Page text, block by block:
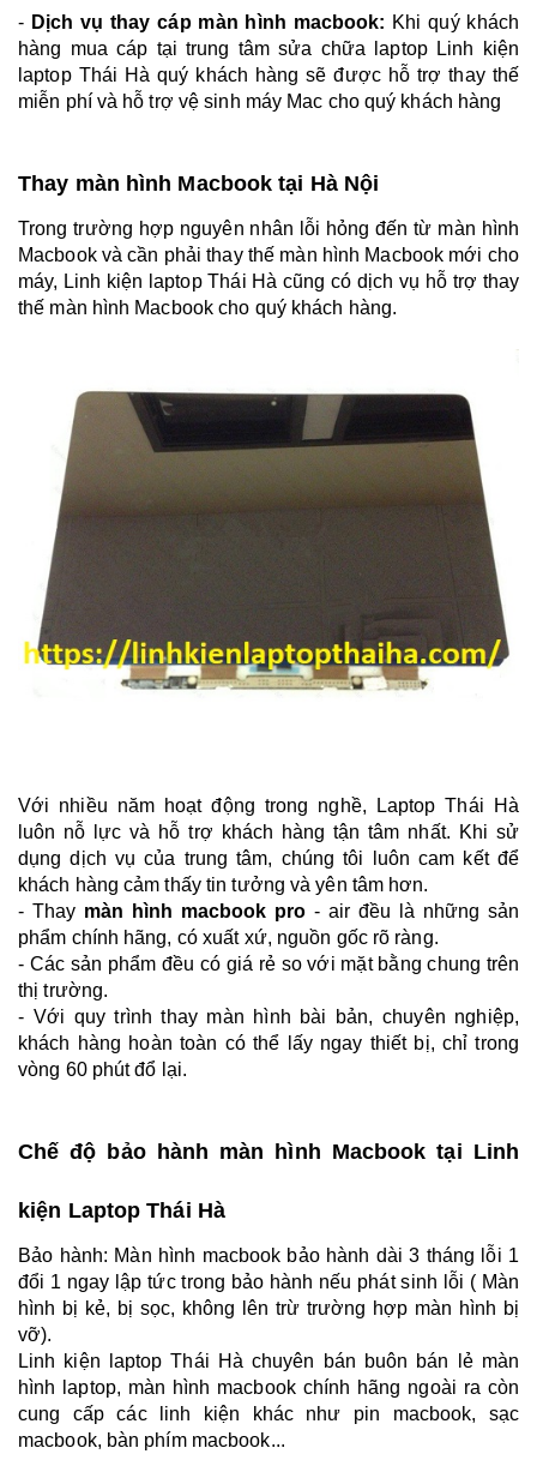
- Dịch vụ thay cáp màn hình macbook: Khi quý khách
hàng mua cáp tại trung tâm sửa chữa laptop Linh kiện
laptop Thái Hà quý khách hàng sẽ được hỗ trợ thay thế
miễn phí và hỗ trợ vệ sinh máy Mac cho quý khách hàng
Thay màn hình Macbook tại Hà Nội
Trong trường hợp nguyên nhân lỗi hỏng đến từ màn hình
Macbook và cần phải thay thế màn hình Macbook mới cho
máy, Linh kiện laptop Thái Hà cũng có dịch vụ hỗ trợ thay
thế màn hình Macbook cho quý khách hàng.
Với nhiều năm hoạt động trong nghề, Laptop Thái Hà
luôn nỗ lực và hỗ trợ khách hàng tận tâm nhất. Khi sử
dụng dịch vụ của trung tâm, chúng tôi luôn cam kết để
khách hàng cảm thấy tin tưởng và yên tâm hơn.
- Thay màn hình macbook pro - air đều là những sản
phẩm chính hãng, có xuất xứ, nguồn gốc rõ ràng.
- Các sản phẩm đều có giá rẻ so với mặt bằng chung trên
thị trường.
- Với quy trình thay màn hình bài bản, chuyên nghiệp,
khách hàng hoàn toàn có thể lấy ngay thiết bị, chỉ trong
vòng 60 phút đổ lại.
Chế độ bảo hành màn hình Macbook tại Linh
kiện Laptop Thái Hà
Bảo hành: Màn hình macbook bảo hành dài 3 tháng lỗi 1
đổi 1 ngay lập tức trong bảo hành nếu phát sinh lỗi ( Màn
hình bị kẻ, bị sọc, không lên trừ trường hợp màn hình bị
vỡ).
Linh kiện laptop Thái Hà chuyên bán buôn bán lẻ màn
hình laptop, màn hình macbook chính hãng ngoài ra còn
cung cấp các linh kiện khác như pin macbook, sạc
macbook, bàn phím macbook...